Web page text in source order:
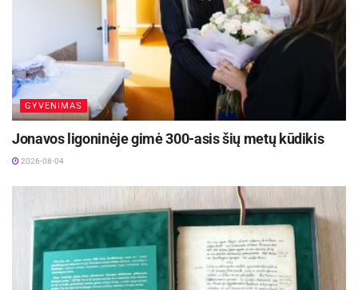
GYVENIMAS
Jonavos ligoninėje gimė 300-asis šių metų kūdikis
2026-08-04